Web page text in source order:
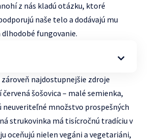
z nás kladú otázku, ktoré
naše telo a dodávajú mu
fungovanie.
zároveň najdostupnejšie zdroje
šošovica – malé semienka,
neuveriteľné množstvo prospešných
strukovinka má tisícročnú tradíciu v
oceňujú nielen vegáni a vegetariáni,